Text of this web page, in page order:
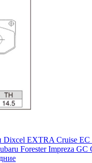
Dixcel EXTRA Cruise EC
Forester Impreza